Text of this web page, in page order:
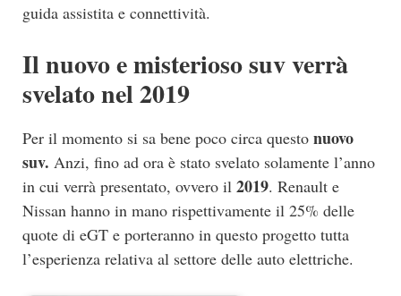
guida assistita e connettività.
Il nuovo e misterioso suv verrà
svelato nel 2019
Per il momento si sa bene poco circa questo nuovo
suv. Anzi, fino ad ora è stato svelato solamente l’anno
in cui verrà presentato, ovvero il 2019. Renault e
Nissan hanno in mano rispettivamente il 25% delle
quote di eGT e porteranno in questo progetto tutta
l’esperienza relativa al settore delle auto elettriche.